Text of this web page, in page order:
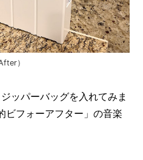
）
ッパーバッグを入れてみま
ビフォーアフター」の音楽